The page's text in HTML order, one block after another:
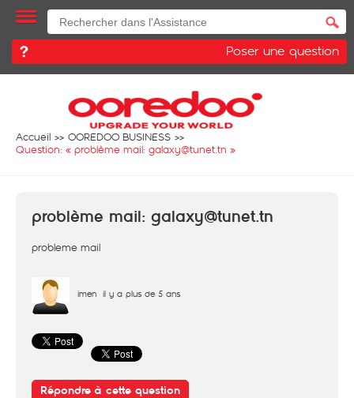
Poser une question
Accueil
OOREDOO BUSINESS
Question: « problème mail: galaxy@tunet.tn »
problème mail: galaxy@tunet.tn
probleme mail
imen il y a plus de 5 ans
Répondre à cette question